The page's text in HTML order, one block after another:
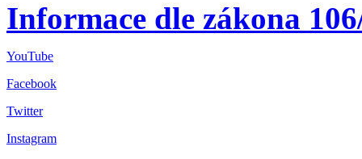
Informace dle zákona
YouTube
Facebook
Twitter
Instagram